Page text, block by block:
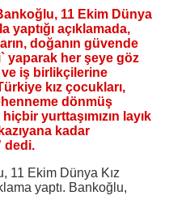
11 Ekim Dünya
yaptığı açıklamada,
doğanın güvende
yaparak her şeye göz
iş birlikçilerine
kız çocukları,
dönmüş
yurttaşımızın layık
kadar
dedi.
11 Ekim Dünya Kız
yaptı. Bankoğlu,